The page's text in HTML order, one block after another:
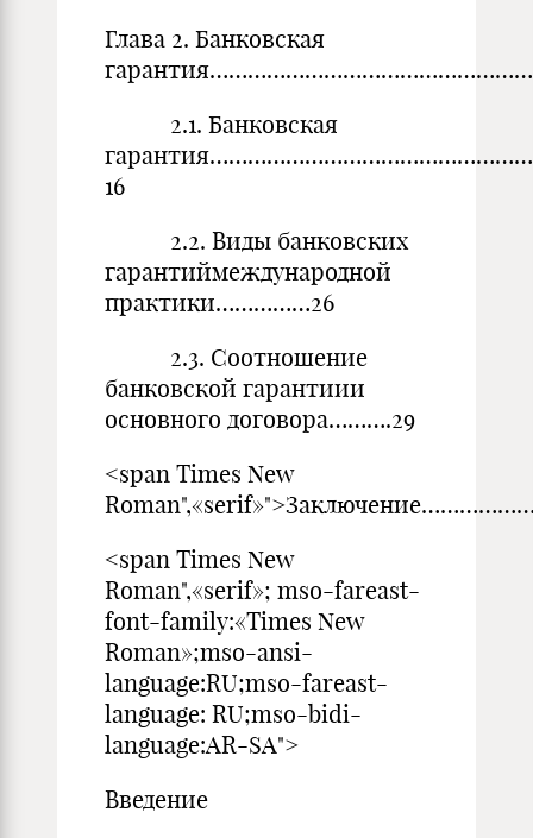
Глава 2. Банковская
2.1. Банковская
16
2.2. Виды банковских
гарантиймеждународной
практики……………26
2.3. Соотношение
банковской гарантиии
основного договора……….29
<span Times New
<span Times New
Roman",«serif»; mso-fareast-
font-family:«Times New
Roman»;mso-ansi-
language:RU;mso-fareast-
language: RU;mso-bidi-
language:AR-SA">
Введение